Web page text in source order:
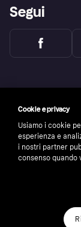
Segui
number: 556737-0431
Cookie e privacy
Usiamo i cookie
esperienza e
i nostri partner
consenso quando